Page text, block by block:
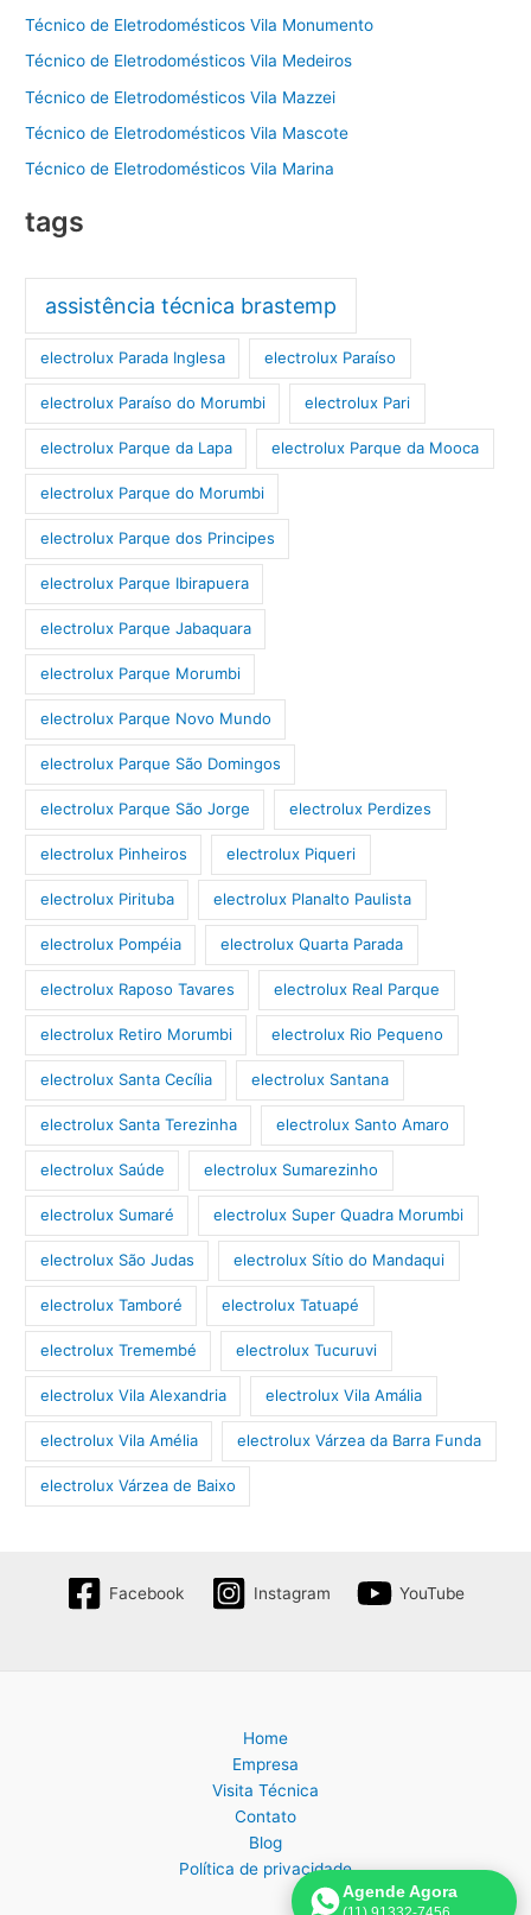
Técnico de Eletrodomésticos Vila Monumento
Técnico de Eletrodomésticos Vila Medeiros
Técnico de Eletrodomésticos Vila Mazzei
Técnico de Eletrodomésticos Vila Mascote
Técnico de Eletrodomésticos Vila Marina
tags
assistência técnica brastemp
electrolux Parada Inglesa electrolux Paraíso
electrolux Paraíso do Morumbi electrolux Pari
electrolux Parque da Lapa electrolux Parque da Mooca
electrolux Parque do Morumbi
electrolux Parque dos Principes
electrolux Parque Ibirapuera
electrolux Parque Jabaquara
electrolux Parque Morumbi
electrolux Parque Novo Mundo
electrolux Parque São Domingos
electrolux Parque São Jorge electrolux Perdizes
electrolux Pinheiros electrolux Piqueri
electrolux Pirituba electrolux Planalto Paulista
electrolux Pompéia electrolux Quarta Parada
electrolux Raposo Tavares electrolux Real Parque
electrolux Retiro Morumbi electrolux Rio Pequeno
electrolux Santa Cecília electrolux Santana
electrolux Santa Terezinha electrolux Santo Amaro
electrolux Saúde electrolux Sumarezinho
electrolux Sumaré electrolux Super Quadra Morumbi
electrolux São Judas electrolux Sítio do Mandaqui
electrolux Tamboré electrolux Tatuapé
electrolux Tremembé electrolux Tucuruvi
electrolux Vila Alexandria electrolux Vila Amália
electrolux Vila Amélia electrolux Várzea da Barra Funda
electrolux Várzea de Baixo
Facebook Instagram YouTube
Home
Empresa
Visita Técnica
Contato
Blog
Política de privacidade
Agende Agora